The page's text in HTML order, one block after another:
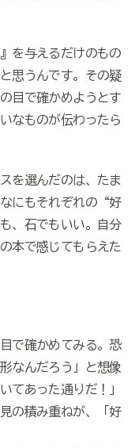
を与えるだけのもの
思うんです。その疑
目で確かめようとす
なものが伝わったら
を選んだのは、たま
にもそれぞれの“好
、石でもいい。自分
本で感じてもらえた
で確かめてみる。恐
なんだろう」と想像
てあった通りだ！」
の積み重ねが、「好